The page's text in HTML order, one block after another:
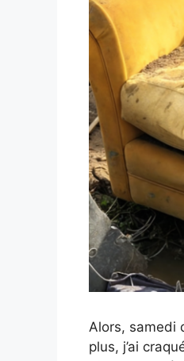
Alors, samedi
plus, j’ai